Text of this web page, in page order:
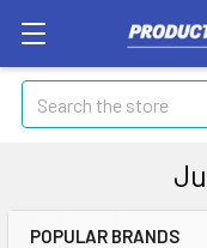
Search
POPULAR BRANDS